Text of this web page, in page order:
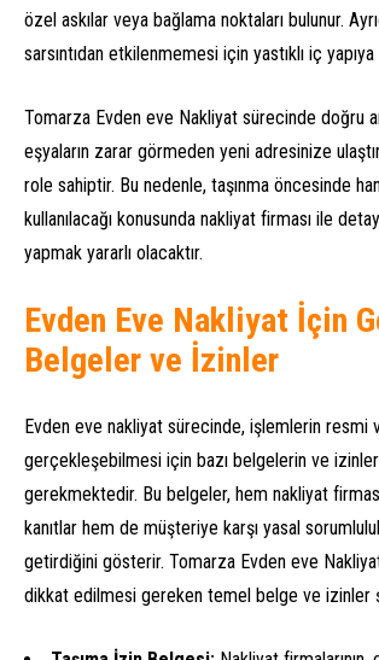
özel askılar veya bağlama noktaları bulunur.
sarsıntıdan etkilenmemesi için yastıklı iç
Tomarza Evden eve Nakliyat sürecinde doğru
eşyaların zarar görmeden yeni adresinize
role sahiptir. Bu nedenle, taşınma öncesinde
kullanılacağı konusunda nakliyat firması ile
yapmak yararlı olacaktır.
Evden Eve Nakliyat İçin
Belgeler ve İzinler
Evden eve nakliyat sürecinde, işlemlerin resmi
gerçekleşebilmesi için bazı belgelerin ve
gerekmektedir. Bu belgeler, hem nakliyat
kanıtlar hem de müşteriye karşı yasal
getirdiğini gösterir. Tomarza Evden eve
dikkat edilmesi gereken temel belge ve izinler